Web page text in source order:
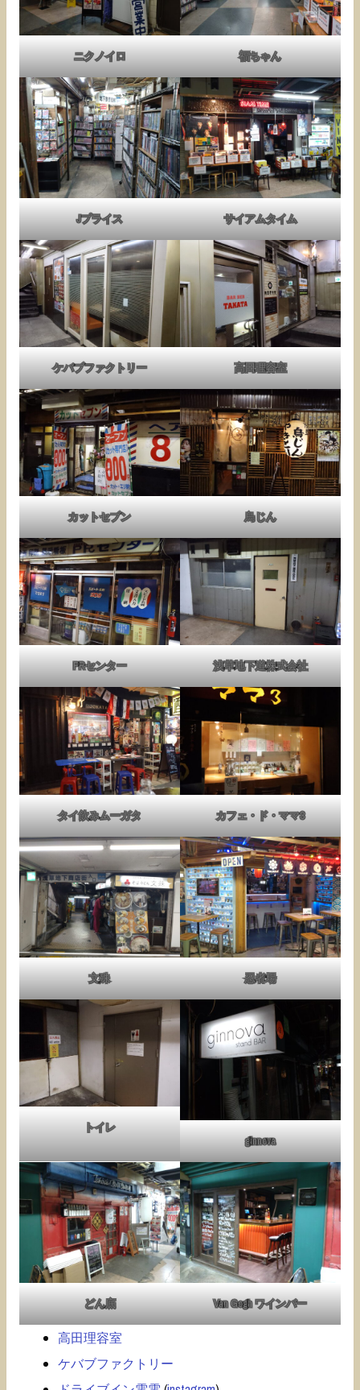
ニクノイロ 福ちゃん
Jプライス サイアムタイム
ケバブファクトリー 高田理容室
カットセブン 鳥じん
PRセンター 浅草地下道株式会社
タイ飲みムーガタ カフェ・ド・ママ3
文殊 忍者場
トイレ
ginnova
どん底 Van Gogh ワインバー
高田理容室
ケバブファクトリー